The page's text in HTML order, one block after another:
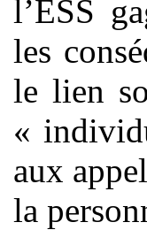
l’ESS
les
le lien
«
aux
la